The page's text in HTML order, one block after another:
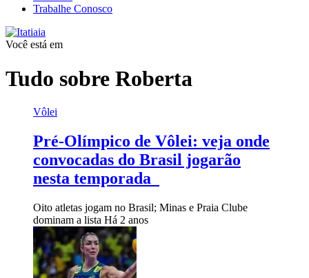
Trabalhe Conosco
Você está em
Tudo sobre Roberta
Vôlei
Pré-Olímpico de Vôlei: veja onde
convocadas do Brasil jogarão
nesta temporada
Oito atletas jogam no Brasil; Minas e Praia Clube
dominam a lista Há 2 anos